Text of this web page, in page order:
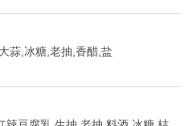
蒜,冰糖,老抽,香醋,盐